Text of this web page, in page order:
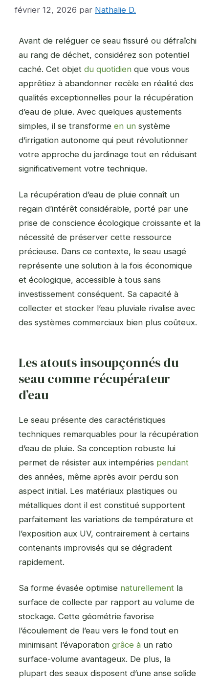
février 12, 2026 par Nathalie D.
Avant de reléguer ce seau fissuré ou défraîchi
au rang de déchet, considérez son potentiel
caché. Cet objet du quotidien que vous vous
apprêtiez à abandonner recèle en réalité des
qualités exceptionnelles pour la récupération
d’eau de pluie. Avec quelques ajustements
simples, il se transforme en un système
d’irrigation autonome qui peut révolutionner
votre approche du jardinage tout en réduisant
significativement votre technique.
La récupération d’eau de pluie connaît un
regain d’intérêt considérable, porté par une
prise de conscience écologique croissante et la
nécessité de préserver cette ressource
précieuse. Dans ce contexte, le seau usagé
représente une solution à la fois économique
et écologique, accessible à tous sans
investissement conséquent. Sa capacité à
collecter et stocker l’eau pluviale rivalise avec
des systèmes commerciaux bien plus coûteux.
Les atouts insoupçonnés du
seau comme récupérateur
d’eau
Le seau présente des caractéristiques
techniques remarquables pour la récupération
d’eau de pluie. Sa conception robuste lui
permet de résister aux intempéries pendant
des années, même après avoir perdu son
aspect initial. Les matériaux plastiques ou
métalliques dont il est constitué supportent
parfaitement les variations de température et
l’exposition aux UV, contrairement à certains
contenants improvisés qui se dégradent
rapidement.
Sa forme évasée optimise naturellement la
surface de collecte par rapport au volume de
stockage. Cette géométrie favorise
l’écoulement de l’eau vers le fond tout en
minimisant l’évaporation grâce à un ratio
surface-volume avantageux. De plus, la
plupart des seaux disposent d’une anse solide